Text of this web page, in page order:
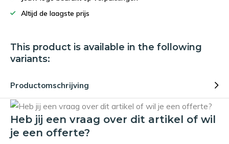
Altijd de laagste prijs
This product is available in the following
variants:
Productomschrijving
Heb jij een vraag over dit artikel of wil
je een offerte?